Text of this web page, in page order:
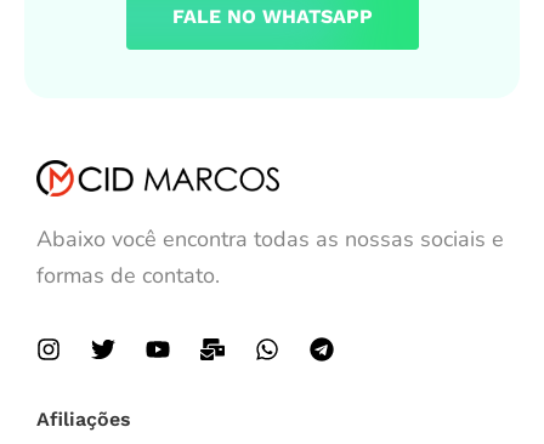
FALE NO WHATSAPP
Abaixo você encontra todas as nossas sociais e
formas de contato.
Afiliações